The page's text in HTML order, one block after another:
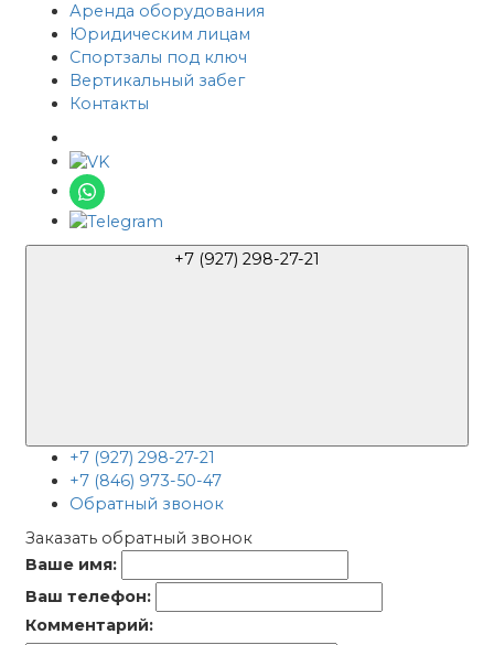
Аренда оборудования
Юридическим лицам
Спортзалы под ключ
Вертикальный забег
Контакты
+7 (927) 298-27-21
+7 (846) 973-50-47
Обратный звонок
Заказать обратный звонок
Ваше имя:
Ваш телефон:
Комментарий: